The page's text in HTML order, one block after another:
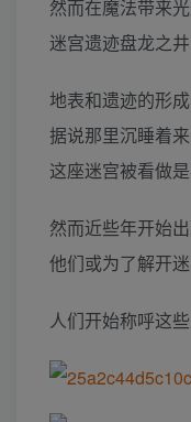
然而在魔法带来
迷宫遗迹盘龙之
地表和遗迹的形
据说那里沉睡着
这座迷宫被看做
然而近些年开始
他们或为了解开
人们开始称呼这些